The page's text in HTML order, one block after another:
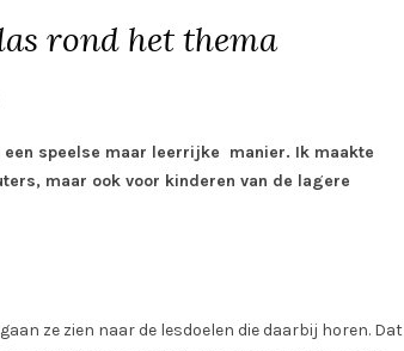
rond het thema
speelse maar leerrijke manier. Ik maakte
maar ook voor kinderen van de lagere
ze zien naar de lesdoelen die daarbij horen. Dat